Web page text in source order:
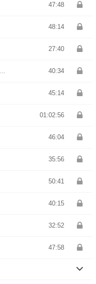
47:48
48:14
27:40
40:34
45:14
01:02:56
46:04
35:56
50:41
40:15
32:52
47:58